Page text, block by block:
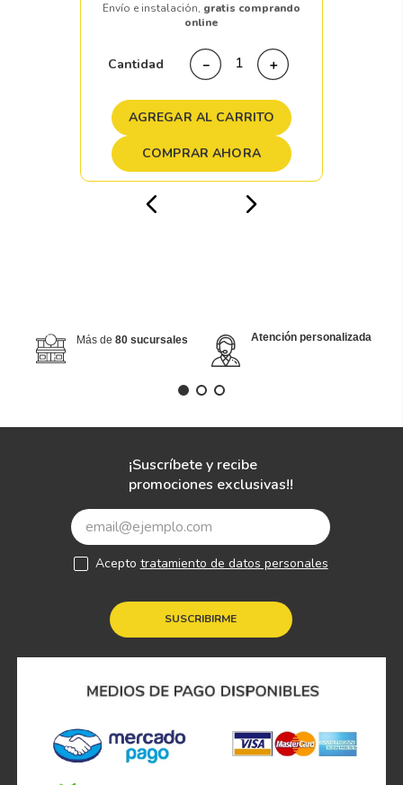
Envío e instalación, gratis comprando
online
Cantidad ＋
－
AGREGAR AL CARRITO
COMPRAR AHORA
Más de 80 sucursales Atención personalizada
¡Suscríbete y recibe
promociones exclusivas!!
SUSCRIBIRME
Acepto tratamiento de datos personales